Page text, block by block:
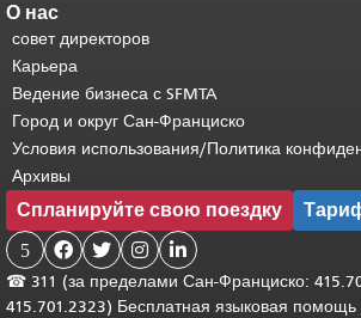
О нас
совет директоров
Карьера
Ведение бизнеса с SFMTA
Город и округ Сан-Франциско
Условия использования/Политика
Архивы
Спланируйте свою поездку
5    
☎ 311 (за пределами Сан-Франциско:
415.701.2323) Бесплатная языковая